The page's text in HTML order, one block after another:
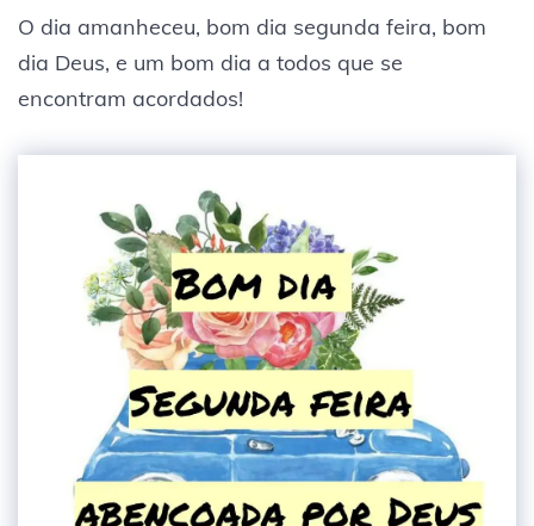
O dia amanheceu, bom dia segunda feira, bom
dia Deus, e um bom dia a todos que se
encontram acordados!